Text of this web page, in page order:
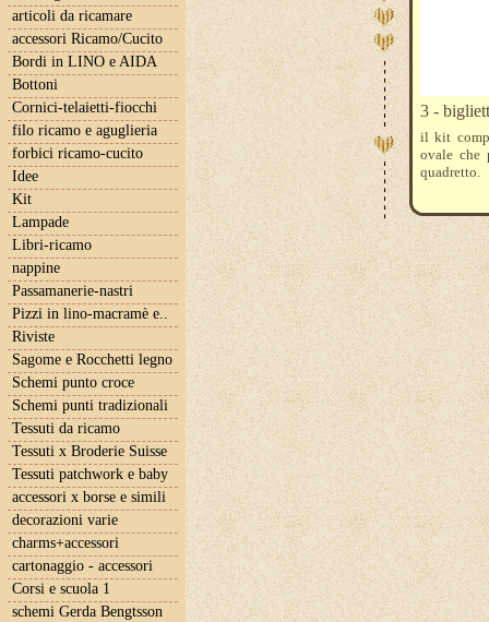
articoli da ricamare
accessori Ricamo/Cucito
Bordi in LINO e AIDA
Bottoni
Cornici-telaietti-fiocchi
filo ricamo e aguglieria
forbici ricamo-cucito
Idee
Kit
Lampade
Libri-ricamo
nappine
Passamanerie-nastri
Pizzi in lino-macramè e..
Riviste
Sagome e Rocchetti legno
Schemi punto croce
Schemi punti tradizionali
Tessuti da ricamo
Tessuti x Broderie Suisse
Tessuti patchwork e baby
accessori x borse e simili
decorazioni varie
charms+accessori
cartonaggio - accessori
Corsi e scuola 1
schemi Gerda Bengtsson
3 -
il kit
ovale che
quadretto.